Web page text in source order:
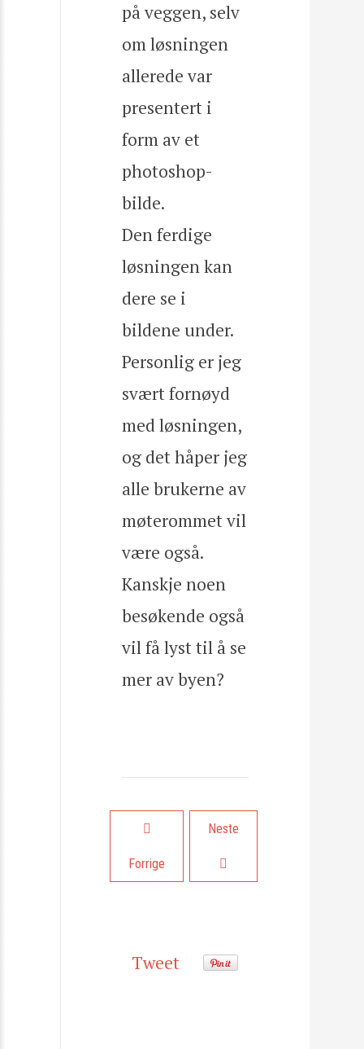
på veggen, selv
om løsningen
allerede var
presentert i
form av et
photoshop-
bilde.
Den ferdige
løsningen kan
dere se i
bildene under.
Personlig er jeg
svært fornøyd
med løsningen,
og det håper jeg
alle brukerne av
møterommet vil
være også.
Kanskje noen
besøkende også
vil få lyst til å se
mer av byen?
Forrige artikkel: Omstilling
Forrige
Neste artikkel:
Neste
Tweet